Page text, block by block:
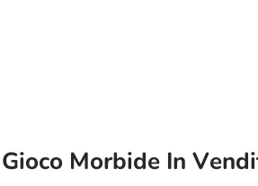
Morbide In